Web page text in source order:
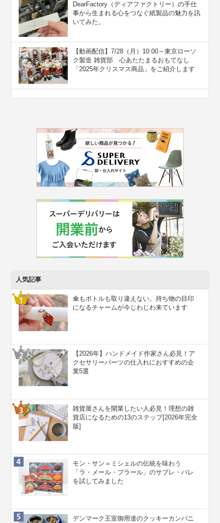
DearFactory（ディアファクトリー）の手仕
事から生まれる心をつなぐ紙製品の魅力を訊
いてみた。
【動画配信】7/28（月）10:00～東京ローソ
ク製造 雑貨部 心あたたまるおもてなし
「2025年クリスマス商品」をご紹介します
人気記事
傘もボトルも取り違えない。持ち物の目印
になるチャームが今じわじわ来ています
【2026年】ハンドメイド作家さん必見！ア
クセサリーパーツの仕入れにおすすめの企
業5選
雑貨屋さんを開業したい人必見！理想の雑
貨店になるための13のステップ[2026年完全
版]
モン・サン＝ミシェルの伝統を味わう
「ラ・メール・プラール」のサブレ・パレ
を試してみました
デンマーク王室御用達のクッキーカンパニ